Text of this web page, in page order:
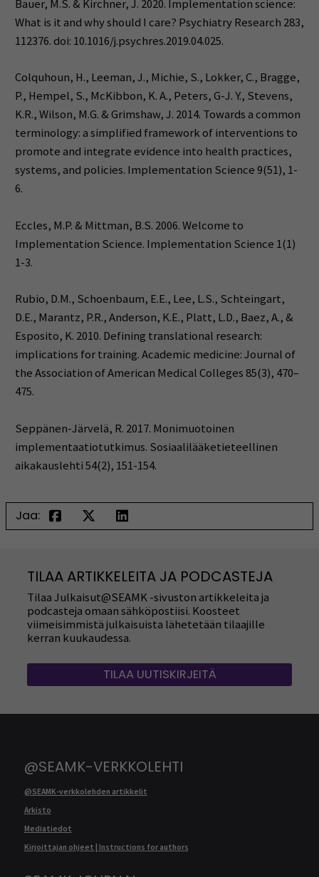
Bauer, M.S. & Kirchner, J. 2020. Implementation science:
What is it and why should I care? Psychiatry Research 283,
112376. doi: 10.1016/j.psychres.2019.04.025.
Colquhoun, H., Leeman, J., Michie, S., Lokker, C., Bragge,
P., Hempel, S., McKibbon, K. A., Peters, G-J. Y., Stevens,
K.R., Wilson, M.G. & Grimshaw, J. 2014. Towards a common
terminology: a simplified framework of interventions to
promote and integrate evidence into health practices,
systems, and policies. Implementation Science 9(51), 1-
6.
Eccles, M.P. & Mittman, B.S. 2006. Welcome to
Implementation Science. Implementation Science 1(1)
1-3.
Rubio, D.M., Schoenbaum, E.E., Lee, L.S., Schteingart,
D.E., Marantz, P.R., Anderson, K.E., Platt, L.D., Baez, A., &
Esposito, K. 2010. Defining translational research:
implications for training. Academic medicine: Journal of
the Association of American Medical Colleges 85(3), 470–
475.
Seppänen-Järvelä, R. 2017. Monimuotoinen
implementaatiotutkimus. Sosiaalilääketieteellinen
aikakauslehti 54(2), 151-154.
Jaa:
TILAA ARTIKKELEITA JA PODCASTEJA
Tilaa Julkaisut@SEAMK -sivuston artikkeleita ja
podcasteja omaan sähköpostiisi. Koosteet
viimeisimmistä julkaisuista lähetetään tilaajille
kerran kuukaudessa.
TILAA UUTISKIRJEITÄ
@SEAMK-VERKKOLEHTI
@SEAMK-verkkolehden artikkelit
Arkisto
Mediatiedot
Kirjoittajan ohjeet | Instructions for authors